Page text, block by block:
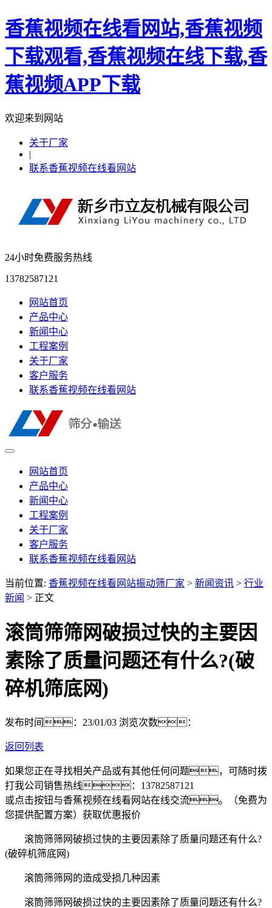
香蕉视频在线看网站,香蕉视频
下载观看,香蕉视频在线下载,香
蕉视频APP下载
欢迎来到网站
关于厂家
|
联系香蕉视频在线看网站
24小时免费服务热线
13782587121
网站首页
产品中心
新闻中心
工程案例
关于厂家
客户服务
联系香蕉视频在线看网站
网站首页
产品中心
新闻中心
工程案例
关于厂家
客户服务
联系香蕉视频在线看网站
当前位置: 香蕉视频在线看网站振动筛厂家 > 新闻资讯 > 行业
新闻 > 正文
滚筒筛筛网破损过快的主要因
素除了质量问题还有什么?(破
碎机筛底网)
发布时间：23/01/03 浏览次数：
返回列表
如果您正在寻找相关产品或有其他任何问题，可随时拨
打我公司销售热线： 13782587121
或点击按钮与香蕉视频在线看网站在线交流。（免费为
您提供配置方案） 获取优惠报价
滚筒筛筛网破损过快的主要因素除了质量问题还有什么?
(破碎机筛底网)
滚筒筛筛网的造成受损几种因素
滚筒筛筛网破损过快的主要因素除了质量问题还有什么?